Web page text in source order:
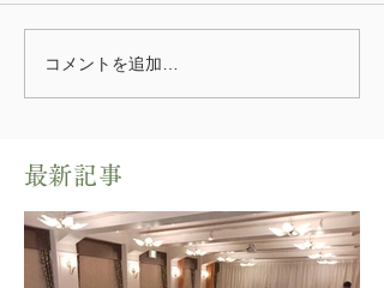
コメントを追加…
​最新記事